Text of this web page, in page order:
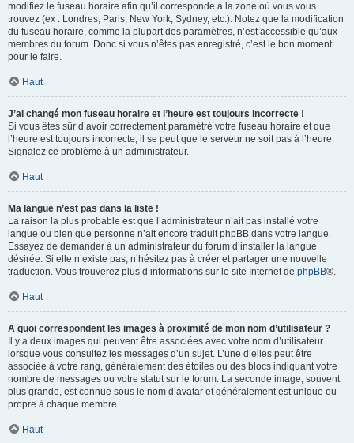
modifiez le fuseau horaire afin qu’il corresponde à la zone où vous vous
trouvez (ex : Londres, Paris, New York, Sydney, etc.). Notez que la modification
du fuseau horaire, comme la plupart des paramètres, n’est accessible qu’aux
membres du forum. Donc si vous n’êtes pas enregistré, c’est le bon moment
pour le faire.
Haut
J’ai changé mon fuseau horaire et l’heure est toujours incorrecte !
Si vous êtes sûr d’avoir correctement paramétré votre fuseau horaire et que
l’heure est toujours incorrecte, il se peut que le serveur ne soit pas à l’heure.
Signalez ce problème à un administrateur.
Haut
Ma langue n’est pas dans la liste !
La raison la plus probable est que l’administrateur n’ait pas installé votre
langue ou bien que personne n’ait encore traduit phpBB dans votre langue.
Essayez de demander à un administrateur du forum d’installer la langue
désirée. Si elle n’existe pas, n’hésitez pas à créer et partager une nouvelle
traduction. Vous trouverez plus d’informations sur le site Internet de phpBB®.
Haut
A quoi correspondent les images à proximité de mon nom d’utilisateur ?
Il y a deux images qui peuvent être associées avec votre nom d’utilisateur
lorsque vous consultez les messages d’un sujet. L’une d’elles peut être
associée à votre rang, généralement des étoiles ou des blocs indiquant votre
nombre de messages ou votre statut sur le forum. La seconde image, souvent
plus grande, est connue sous le nom d’avatar et généralement est unique ou
propre à chaque membre.
Haut